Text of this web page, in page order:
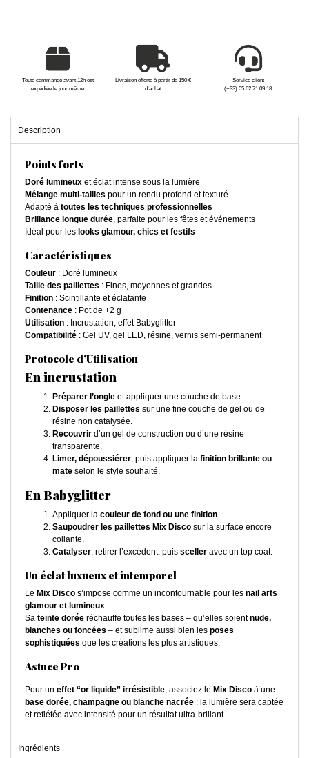
Toute commande avant 12h est
expédiée le jour même
Livraison offerte à partir de 150 €
d'achat
Service client
(+33) 05 62 71 09 18
Description
Points forts
Doré lumineux et éclat intense sous la lumière
Mélange multi-tailles pour un rendu profond et texturé
Adapté à toutes les techniques professionnelles
Brillance longue durée, parfaite pour les fêtes et événements
Idéal pour les looks glamour, chics et festifs
Caractéristiques
Couleur : Doré lumineux
Taille des paillettes : Fines, moyennes et grandes
Finition : Scintillante et éclatante
Contenance : Pot de +2 g
Utilisation : Incrustation, effet Babyglitter
Compatibilité : Gel UV, gel LED, résine, vernis semi-permanent
Protocole d’Utilisation
En incrustation
Préparer l’ongle et appliquer une couche de base.
Disposer les paillettes sur une fine couche de gel ou de
résine non catalysée.
Recouvrir d’un gel de construction ou d’une résine
transparente.
Limer, dépoussiérer, puis appliquer la finition brillante ou
mate selon le style souhaité.
En Babyglitter
Appliquer la couleur de fond ou une finition.
Saupoudrer les paillettes Mix Disco sur la surface encore
collante.
Catalyser, retirer l’excédent, puis sceller avec un top coat.
Un éclat luxueux et intemporel
Le Mix Disco s’impose comme un incontournable pour les nail arts
glamour et lumineux.
Sa teinte dorée réchauffe toutes les bases – qu’elles soientnude,
blanches ou foncées – et sublime aussi bien les poses
sophistiquées que les créations les plus artistiques.
Astuce Pro
Pour un effet “or liquide” irrésistible, associez le Mix Disco à une
base dorée, champagne ou blanche nacrée : la lumière sera captée
et reflétée avec intensité pour un résultat ultra-brillant.
Ingrédients